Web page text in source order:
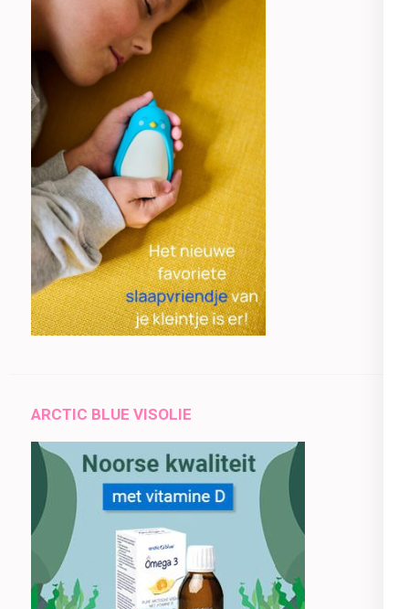
ARCTIC BLUE VISOLIE